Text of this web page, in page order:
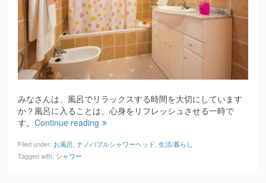
みなさんは、風呂でリラックスする時間を大切にしています
か？風呂に入ることは、心身をリフレッシュさせる一時で
す。 Continue reading
Filed under: お風呂 ナノバブルシャワーヘッド 生活/暮らし
Tagged with: シャワー